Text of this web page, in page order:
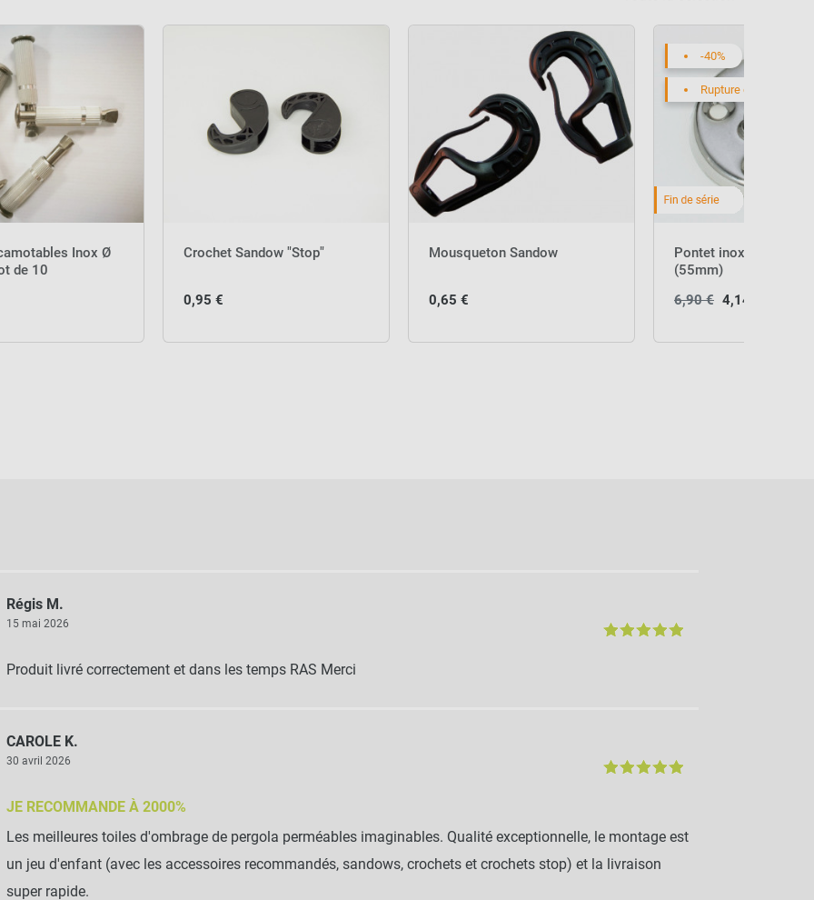
Inox Ø
de 10
Crochet Sandow "Stop"
0,95 €
Mousqueton Sandow
0,65 €
-40%
Rupture de stock
Pontet inox sur
(55mm)
6,90 € 4,14 €
Régis M.
15 mai 2026
Produit livré correctement et dans les temps RAS Merci
CAROLE K.
30 avril 2026
JE RECOMMANDE À 2000%
Les meilleures toiles d'ombrage de pergola perméables imaginables. Qualité exceptionnelle, le montage est
un jeu d'enfant (avec les accessoires recommandés, sandows, crochets et crochets stop) et la livraison
super rapide.